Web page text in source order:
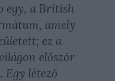
egy, a British
amely
ez a
először
létező